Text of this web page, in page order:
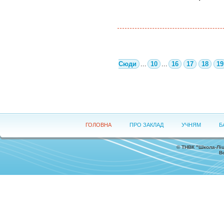
Сюди ... 10 ... 16 17 18 19
ГОЛОВНА ПРО ЗАКЛАД УЧНЯМ
©ТНВК "Школа-